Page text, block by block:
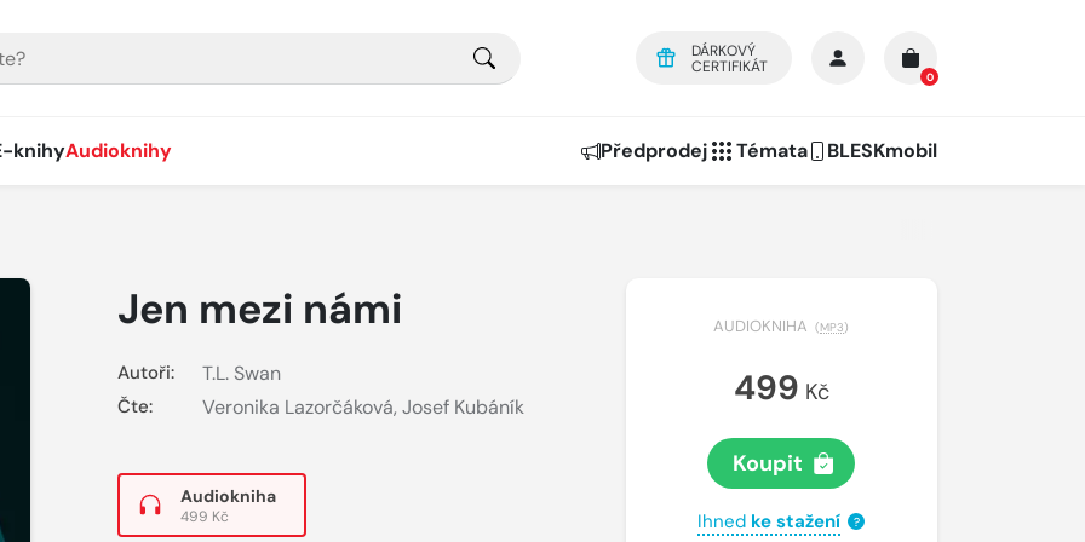
DÁRKOVÝ
CERTIFIKÁT
0
knihyAudioknihy Předprodej Témata BLESKmobil
Jen mezi námi
Autoři: T.L. Swan
Čte: Veronika Lazorčáková, Josef Kubáník
Audiokniha
499 Kč
AUDIOKNIHA (MP3)
499 Kč
Koupit
Ihned ke stažení ?